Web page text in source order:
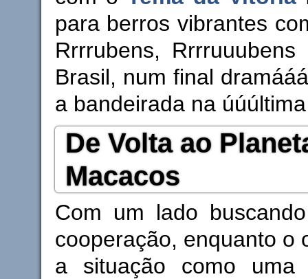
para berros vibrantes
Rrrrubens,
Brasil, num final
a bandeirada na
De Volta ao
Macacos
Com um lado
cooperação, enquanto o
a situação como uma